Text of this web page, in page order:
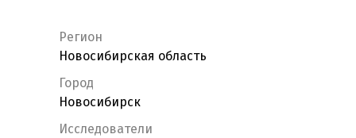
Регион
Новосибирская область
Город
Новосибирск
Исследователи